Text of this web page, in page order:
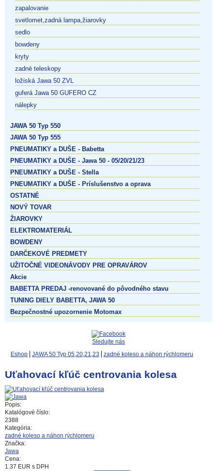
zapalovanie
svetlomet,zadná lampa,žiarovky
sedlo
bowdeny
kryty
zadné teleskopy
ložiská Jawa 50 ZVL
guferá Jawa 50 GUFERO CZ
nálepky
JAWA 50 Typ 550
JAWA 50 Typ 555
PNEUMATIKY a DUŠE - Babetta
PNEUMATIKY a DUŠE - Jawa 50 - 05/20/21/23
PNEUMATIKY a DUŠE - Stella
PNEUMATIKY a DUŠE - Príslušenstvo a oprava
OSTATNÉ
NOVÝ TOVAR
ŽIAROVKY
ELEKTROMATERIÁL
BOWDENY
DARČEKOVÉ PREDMETY
UŽITOČNÉ VIDEONÁVODY PRE OPRAVÁROV
Akcie
BABETTA PREDAJ -renovované do pôvodného stavu
TUNING DIELY BABETTA, JAWA 50
Bezpečnostné upozornenie Motomax
Sledujte nás
Eshop
JAWA 50 Typ 05,20,21,23 zadné koleso a náhon rýchlomeru
Uťahovací kľúč centrovania kolesa
Popis:
Katalógové číslo:
2388
Kategória:
zadné koleso a náhon rýchlomeru
Značka:
Jawa
Cena:
1.37 EUR s DPH